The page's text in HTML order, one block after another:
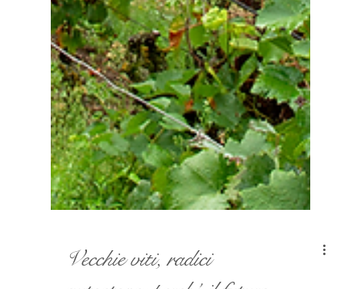
Vecchie viti, radici